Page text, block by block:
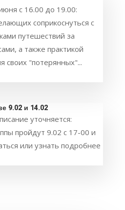
с 16.00 до 19.00:
соприкоснуться с
путешествий за
а также практикой
своих "потерянных"...
9.02 и 14.02
уточняется:
пройдут 9.02 с 17-00 и
или узнать подробнее